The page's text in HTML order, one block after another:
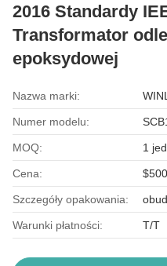
2016 Standardy
Transformator
epoksydowej
Nazwa marki:
Numer modelu:
MOQ: 1
Cena:
Szczegóły opakowania:
Warunki płatności: T/T